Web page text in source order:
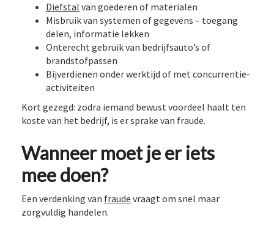
Diefstal van goederen of materialen
Misbruik van systemen of gegevens – toegang
delen, informatie lekken
Onterecht gebruik van bedrijfsauto’s of
brandstofpassen
Bijverdienen onder werktijd of met concurrentie-
activiteiten
Kort gezegd: zodra iemand bewust voordeel haalt ten
koste van het bedrijf, is er sprake van fraude.
Wanneer moet je er iets
mee doen?
Een verdenking van fraude vraagt om snel maar
zorgvuldig handelen.